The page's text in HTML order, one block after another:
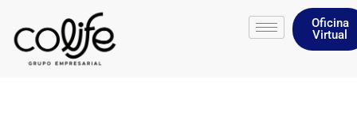
Oficina
Virtual